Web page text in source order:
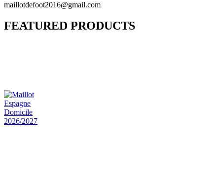
maillotdefoot2016@gmail.com
FEATURED PRODUCTS